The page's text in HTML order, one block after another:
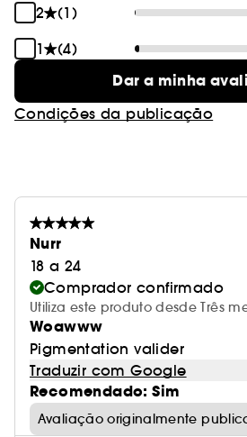
2
(1)
1
(4)
Dar a minha
Condições da publicação
Nurr
18 a 24
Comprador confirmado
Utiliza este produto desde Três
Woawww
Pigmentation valider
Traduzir com Google
Recomendado: Sim
Avaliação originalmente